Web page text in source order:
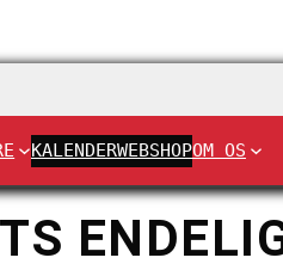
KALENDERWEBSHOPOM OS